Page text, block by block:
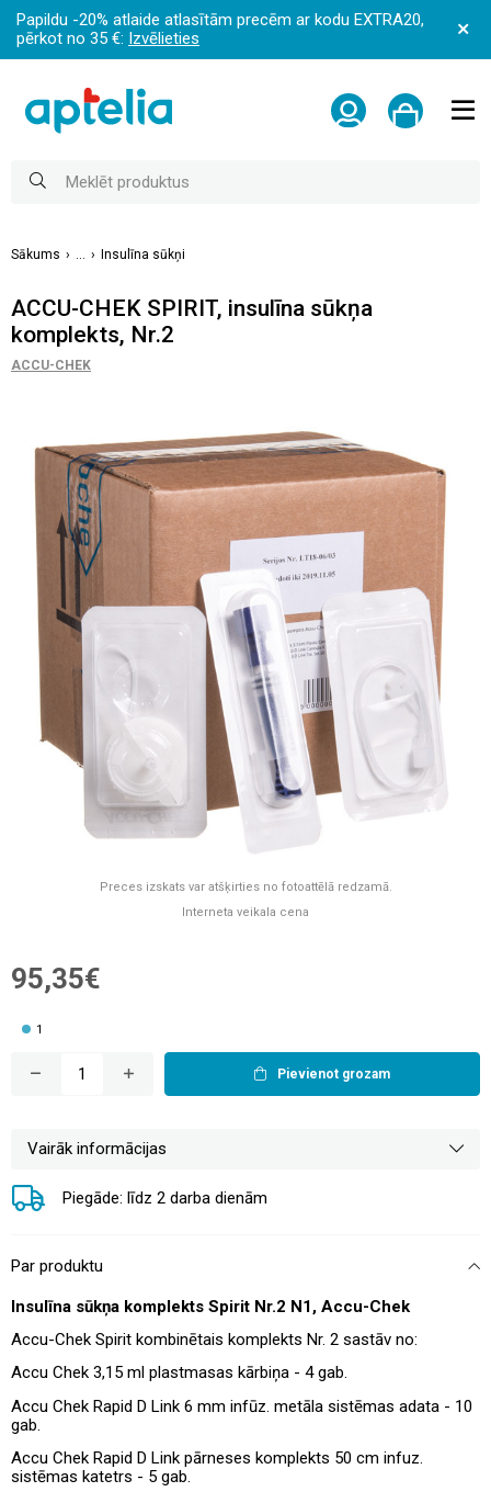
Papildu -20% atlaide atlasītām precēm ar kodu EXTRA20,
pērkot no 35 €: Izvēlieties
Sākums Insulīna sūkņi
ACCU-CHEK SPIRIT, insulīna sūkņa
komplekts, Nr.2
ACCU-CHEK
Preces izskats var atšķirties no fotoattēlā redzamā.
Interneta veikala cena
95,35€
1
Pievienot grozam
Vairāk informācijas
Piegāde: līdz 2 darba dienām
Par produktu
Insulīna sūkņa komplekts Spirit Nr.2 N1, Accu-Chek
Accu-Chek Spirit kombinētais komplekts Nr. 2 sastāv no:
Accu Chek 3,15 ml plastmasas kārbiņa - 4 gab.
Accu Chek Rapid D Link 6 mm infūz. metāla sistēmas adata - 10
gab.
Accu Chek Rapid D Link pārneses komplekts 50 cm infuz.
sistēmas katetrs - 5 gab.